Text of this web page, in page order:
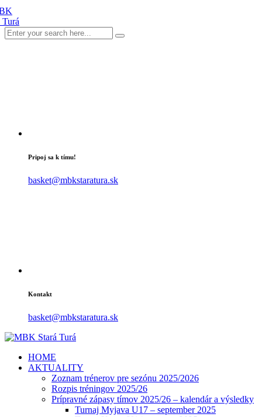
Pripoj sa k tímu!
basket@mbkstaratura.sk
Kontakt
basket@mbkstaratura.sk
HOME
AKTUALITY
Zoznam trénerov pre sezónu 2025/2026
Rozpis tréningov 2025/26
Prípravné zápasy tímov 2025/26 – kalendár a výsledky
Turnaj Myjava U17 – september 2025